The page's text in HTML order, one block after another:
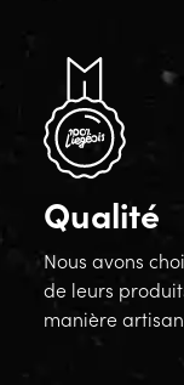
Qualité
Nous avons
de leurs
manière